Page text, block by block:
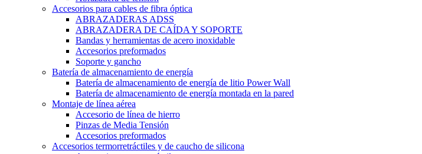
Accesorios para cables de fibra óptica
ABRAZADERAS ADSS
ABRAZADERA DE CAÍDA Y SOPORTE
Bandas y herramientas de acero inoxidable
Accesorios preformados
Soporte y gancho
Batería de almacenamiento de energía
Batería de almacenamiento de energía de litio Power Wall
Batería de almacenamiento de energía montada en la pared
Montaje de línea aérea
Accesorio de línea de hierro
Pinzas de Media Tensión
Accesorios preformados
Accesorios termorretráctiles y de caucho de silicona